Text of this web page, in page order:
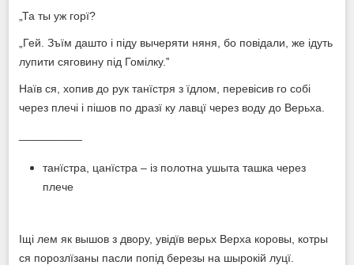
„Та ты уж горї?
„Гей. Зъїм дашто і піду вычеряти няня, бо повідали, же ідуть
лупити сяговину під Гомілку.‟
Наїв ся, хопив до рук танїстря з їдлом, перевісив го собі
через плечі і пішов по дразї ку лавцї через воду до Верьха.
танїстра, цанїстра – із полотна ушыта ташка через
плече
Іщі лем як вышов з двору, увідїв верьх Верха коровы, котры
ся порозлїзаны пасли попід березы на шырокій луцї.